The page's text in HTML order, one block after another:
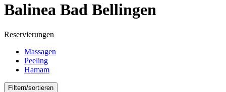
Balinea Bad Bellingen
Reservierungen
Massagen
Peeling
Hamam
Filtern/sortieren